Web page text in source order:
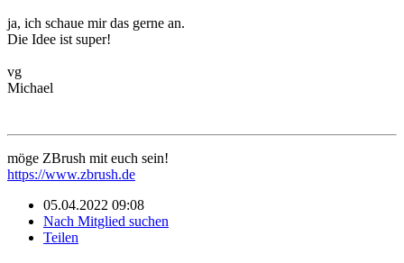
ja, ich schaue mir das gerne an.
Die Idee ist super!
vg
Michael
möge ZBrush mit euch sein!
https://www.zbrush.de
05.04.2022 09:08
Nach Mitglied suchen
Teilen